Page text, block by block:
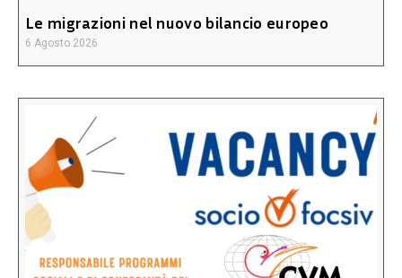
Le migrazioni nel nuovo bilancio europeo
6 Agosto 2026